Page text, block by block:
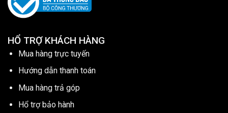
HỔ TRỢ KHÁCH HÀNG
Mua hàng trực tuyến
Hướng dẫn thanh toán
Mua hàng trả góp
Hổ trợ bảo hành